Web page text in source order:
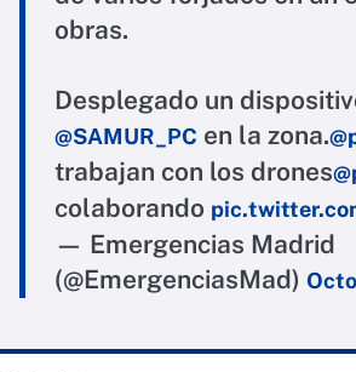
obras.
Desplegado un
@SAMUR_PC en la zona.
trabajan con los drones
colaborando
— Emergencias Madrid
(@EmergenciasMad)